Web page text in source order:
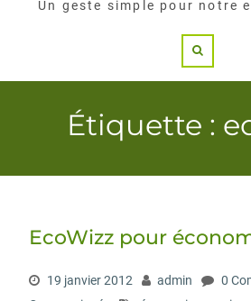
Un geste simple pour notre
Étiquette :
EcoWizz pour
19 janvier 2012 admin
0